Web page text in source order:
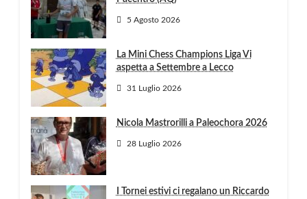
5 Agosto 2026
La Mini Chess Champions Liga Vi
aspetta a Settembre a Lecco
31 Luglio 2026
Nicola Mastrorilli a Paleochora 2026
28 Luglio 2026
I Tornei estivi ci regalano un Riccardo